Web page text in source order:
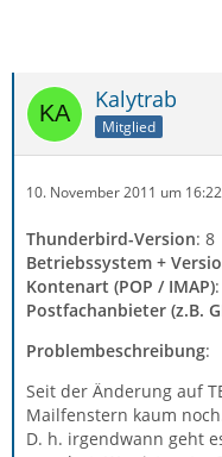
Kalytrab
Mitglied
10. November 2011 um 16:22
Thunderbird-Version: 8
Betriebssystem +
Kontenart (POP / IMAP):
Postfachanbieter (z.B.
Problembeschreibung:
Seit der Änderung auf
Mailfenstern kaum
D. h. irgendwann geht